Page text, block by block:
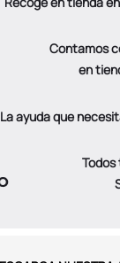
Recoge en tienda
Contamos
en
La ayuda que